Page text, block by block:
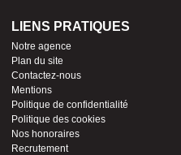
LIENS PRATIQUES
Notre agence
Plan du site
Contactez-nous
Mentions
Politique de confidentialité
Politique des cookies
Nos honoraires
Recrutement